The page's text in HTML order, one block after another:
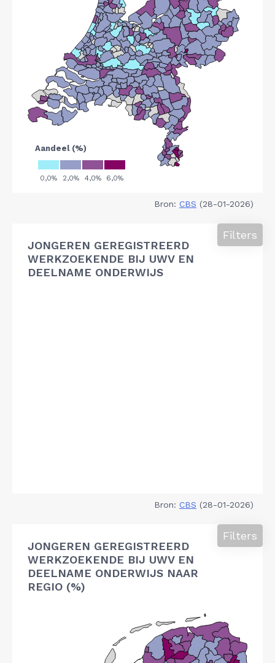
Bron: CBS (28-01-2026)
JONGEREN GEREGISTREERD
WERKZOEKENDE BIJ UWV EN
DEELNAME ONDERWIJS
Filters
Bron: CBS (28-01-2026)
JONGEREN GEREGISTREERD
WERKZOEKENDE BIJ UWV EN
DEELNAME ONDERWIJS NAAR
REGIO (%)
Filters